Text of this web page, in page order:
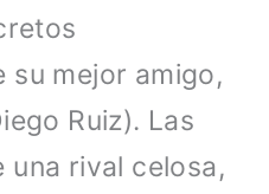
su mejor amigo,
Ruiz). Las
una rival celosa,